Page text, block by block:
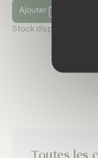
Ajouter
Stock disponible :
Toutes les